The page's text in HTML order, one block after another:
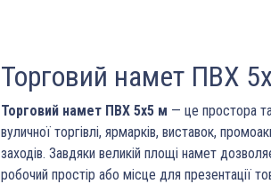
Торговий намет ПВХ
Торговий намет ПВХ 5х5 м — це простора
вуличної торгівлі, ярмарків, виставок,
заходів. Завдяки великій площі намет
робочий простір або місце для презентації